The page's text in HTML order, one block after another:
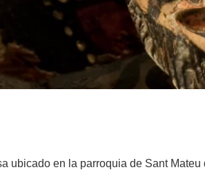
ubicado en la parroquia de Sant